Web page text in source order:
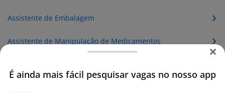
Assistente de Embalagem
Assistente de Manipulação de Medicamentos
É ainda mais fácil pesquisar vagas no nosso app